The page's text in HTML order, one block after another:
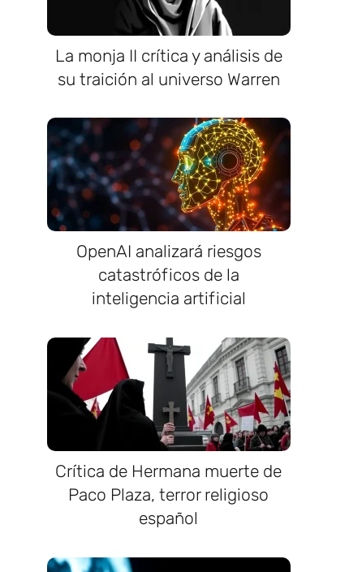
La monja II crítica y análisis de
su traición al universo Warren
OpenAI analizará riesgos
catastróficos de la
inteligencia artificial
Crítica de Hermana muerte de
Paco Plaza, terror religioso
español